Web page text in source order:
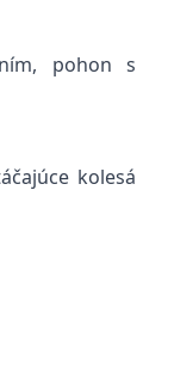
pohon s
kolesá